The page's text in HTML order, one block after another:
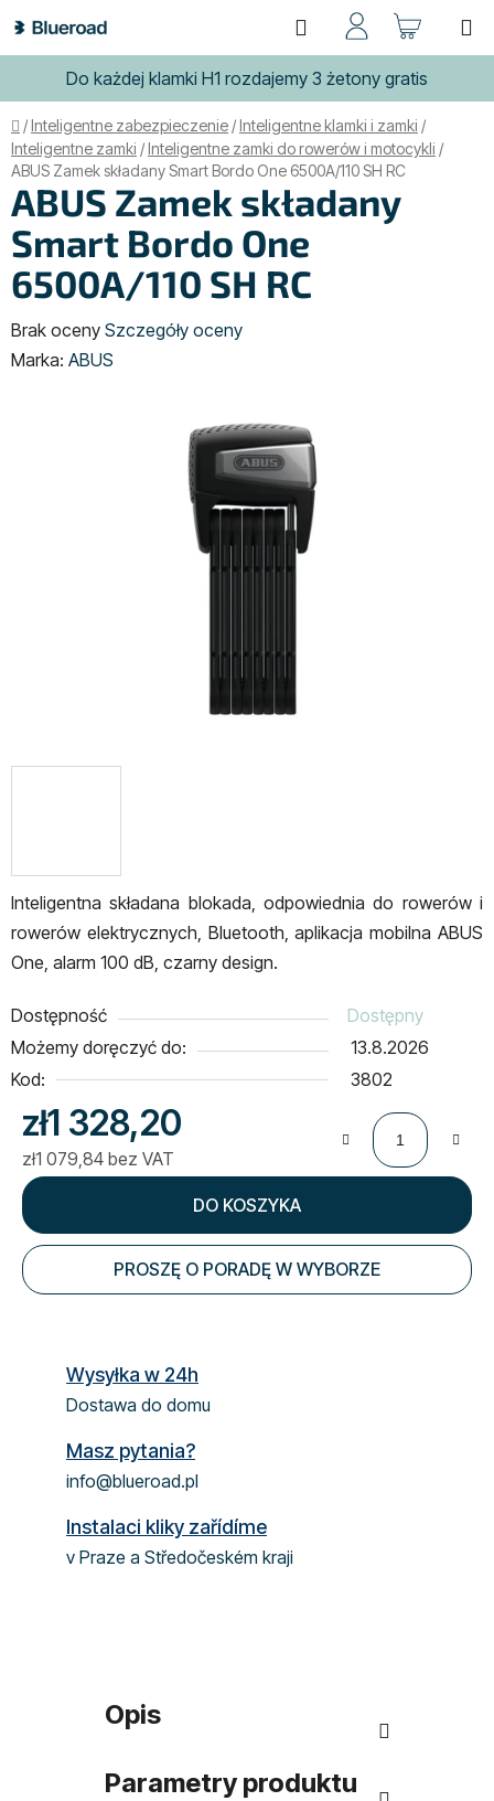
do
treści
Do każdej klamki H1 rozdajemy 3 żetony gratis
Szukaj
Home
/Inteligentne zabezpieczenie /Inteligentne klamki i zamki /
Inteligentne zamki /Inteligentne zamki do rowerów i motocykli /
ABUS Zamek składany Smart Bordo One 6500A/110 SH RC
Inteligentna składana blokada, odpowiednia do rowerów i
rowerów elektrycznych, Bluetooth, aplikacja mobilna ABUS
One, alarm 100 dB, czarny design.
Dostępność
Dostępny
Możemy doręczyć do:
13.8.2026
Kod:
3802
zł1 328,20
zł1 079,84 bez VAT
Cena jednostkowa:
DO KOSZYKA
PROSZĘ O PORADĘ W WYBORZE
ABUS Zamek składany
Smart Bordo One
6500A/110 SH RC
Średnia
ocena
Brak oceny Szczegóły oceny
Marka: ABUS
Wysyłka w 24h
Dostawa do domu
Masz pytania?
info@blueroad.pl
Instalaci kliky zařídíme
v Praze a Středočeském kraji
Opis
Parametry produktu